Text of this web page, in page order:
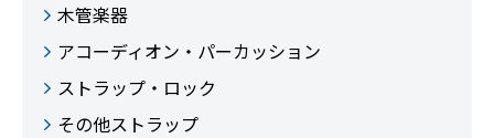
木管楽器
アコーディオン・パーカッション
ストラップ・ロック
その他ストラップ